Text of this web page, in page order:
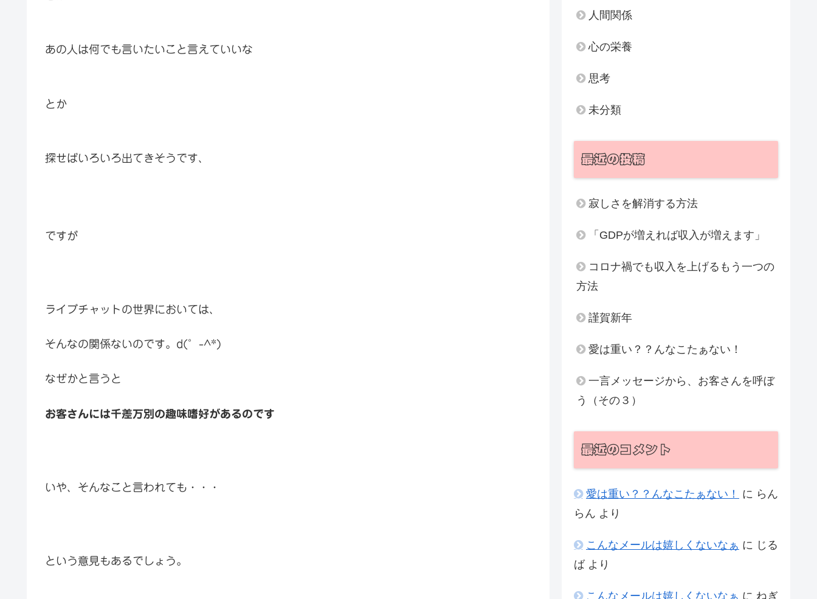
あの人は何でも言いたいこと言えていいな
とか
探せばいろいろ出てきそうです、
ですが
ライブチャットの世界においては、
そんなの関係ないのです。d(゜-^*)
なぜかと言うと
お客さんには千差万別の趣味嗜好があるのです
いや、そんなこと言われても・・・
という意見もあるでしょう。
人間関係
心の栄養
思考
未分類
最近の投稿
寂しさを解消する方法
「GDPが増えれば収入が増えます」
コロナ禍でも収入を上げるもう一つの
方法
謹賀新年
愛は重い？？んなこたぁない！
一言メッセージから、お客さんを呼ぼ
う（その３）
最近のコメント
愛は重い？？んなこたぁない！ に らん
らん より
こんなメールは嬉しくないなぁ に じる
ばより
こんなメールは嬉しくないなぁ に ねぎ